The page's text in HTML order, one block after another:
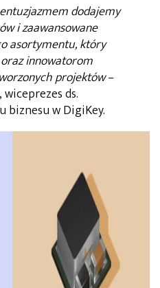
dodajemy
i zaawansowane
asortymentu, który
innowatorom
projektów–
, wiceprezes ds.
biznesu w DigiKey.